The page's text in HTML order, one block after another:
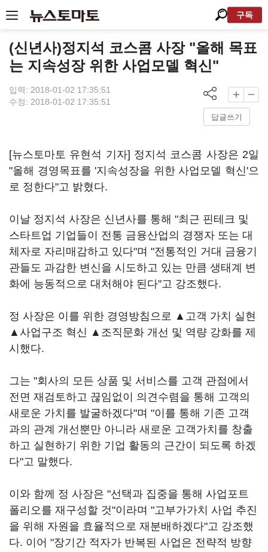
구독
(신년사)정지석 코스콤 사장 "올해 목표
는 지속성장 위한 사업모델 혁신"
입력: 2018-01-02 17:35:51
수정: 2018-01-02 17:35:51
답글쓰기
[뉴스토마토 유현석 기자] 정지석 코스콤 사장은 2일
"올해 경영목표를 '지속성장을 위한 사업모델 혁신'으
로 정한다"고 밝혔다.
이날 정지석 사장은 신년사를 통해 "최근 핀테크 및
스타트업 기업들이 전통 금융산업의 경쟁자 또는 대
체자로 자리매감하고 있다"며 "전통적인 거대 금융기
관들도 과감한 변신을 시도하고 있는 만큼 생태계 변
화에 능동적으로 대처해야 된다"고 강조했다.
정 사장은 이를 위한 경영방침으로 ▲고객 가치 실현
▲사업구조 혁신 ▲조직문화 개선 및 역량 강화를 제
시했다.
그는 "회사의 모든 상품 및 서비스를 고객 관점에서
전면 재검토하고 끊임없이 의견수렴을 통해 고객의
새로운 가치를 발굴하겠다"며 "이를 통해 기존 고객
과의 관계 개선뿐만 아니라 새로운 고객가치를 창출
하고 실현하기 위한 기업 활동의 근간이 되도록 하겠
다"고 말했다.
이와 함께 정 사장은 "선택과 집중을 통해 사업포트
폴리오를 재구성할 것"이라며 "고부가가치 사업 추진
을 위해 자원을 효율적으로 재분배하겠다"고 강조했
다. 이어 "장기간 적자가 반복된 사업은 전략적 방향